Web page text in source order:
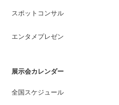
スポットコンサル
エンタメプレゼン
展示会カレンダー
全国スケジュール